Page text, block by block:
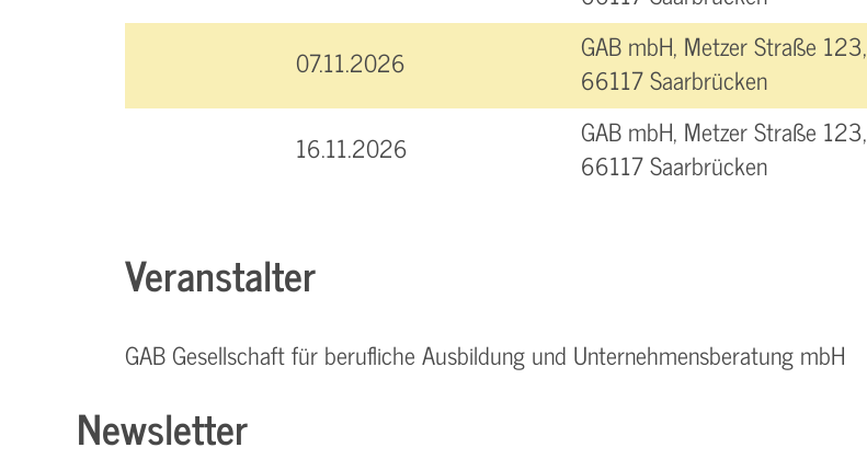
07.11.2026
GAB mbH, Metzer Straße 123,
66117 Saarbrücken
16.11.2026
GAB mbH, Metzer Straße 123,
66117 Saarbrücken
Veranstalter
GAB Gesellschaft für berufliche Ausbildung und Unternehmensberatung mbH
Newsletter